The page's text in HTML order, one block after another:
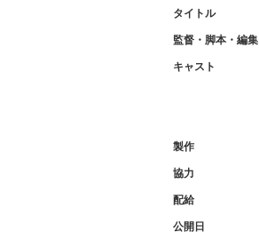
タイトル
監督・脚本・編集
キャスト
製作
協力
配給
公開日